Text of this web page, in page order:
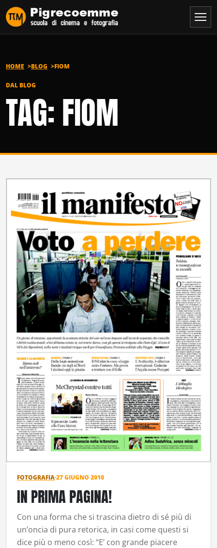
Vai al contenuto
HOME BLOG FIOM
DAL BLOG
TAG: FIOM
FOTOGRAFIA·27 GIUGNO 2010
IN PRIMA PAGINA!
Con una forma che si trascina dietro di sé più di
un’oncia di pura retorica, in casi come questi si
dice più o meno così: “E’ con grande piacere